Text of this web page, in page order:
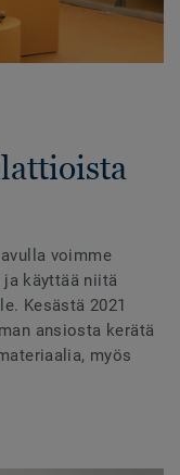
voimme
käyttää niitä
Kesästä 2021
ansiosta kerätä
myös